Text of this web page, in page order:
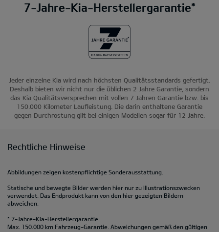
7-Jahre-Kia-Herstellergarantie*
Jeder einzelne Kia wird nach höchsten Qualitätsstandards gefertigt.
Deshalb bieten wir nicht nur die üblichen 2 Jahre Garantie, sondern
das Kia Qualitätsversprechen mit vollen 7 Jahren Garantie bzw. bis
150.000 Kilometer Laufleistung. Die darin enthaltene Garantie
gegen Durchrostung gilt bei einigen Modellen sogar für 12 Jahre.
Rechtliche Hinweise
Abbildungen zeigen kostenpflichtige Sonderausstattung.
Statische und bewegte Bilder werden hier nur zu Illustrationszwecken
verwendet. Das Endprodukt kann von den hier gezeigten Bildern
abweichen.
* 7-Jahre-Kia-Herstellergarantie
Max. 150.000 km Fahrzeug-Garantie. Abweichungen gemäß den gültigen